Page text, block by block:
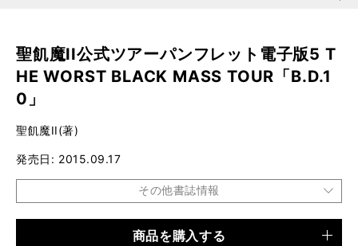
聖飢魔II公式ツアーパンフレット電子版5 T
HE WORST BLACK MASS TOUR「B.D.1
0」
聖飢魔II(著)
発売日 2015.09.17
その他書誌情報
商品を購入する